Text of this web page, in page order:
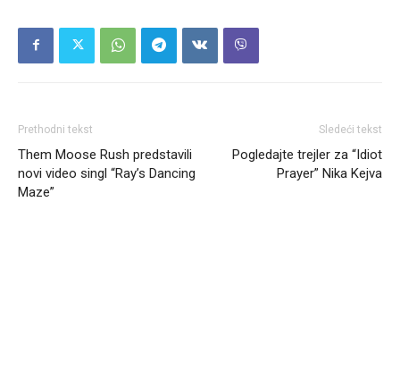
Prethodni tekst
Them Moose Rush predstavili
novi video singl “Ray’s Dancing
Maze”
Sledeći tekst
Pogledajte trejler za “Idiot
Prayer” Nika Kejva